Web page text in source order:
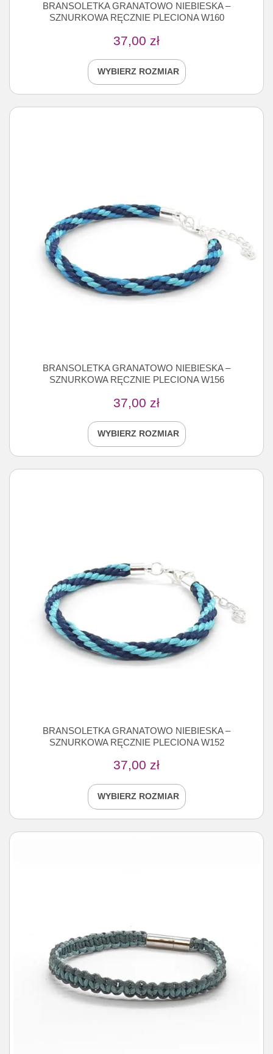
BRANSOLETKA GRANATOWO NIEBIESKA –
SZNURKOWA RĘCZNIE PLECIONA W160
37,00 zł
WYBIERZ ROZMIAR
BRANSOLETKA GRANATOWO NIEBIESKA –
SZNURKOWA RĘCZNIE PLECIONA W156
37,00 zł
WYBIERZ ROZMIAR
BRANSOLETKA GRANATOWO NIEBIESKA –
SZNURKOWA RĘCZNIE PLECIONA W152
37,00 zł
WYBIERZ ROZMIAR